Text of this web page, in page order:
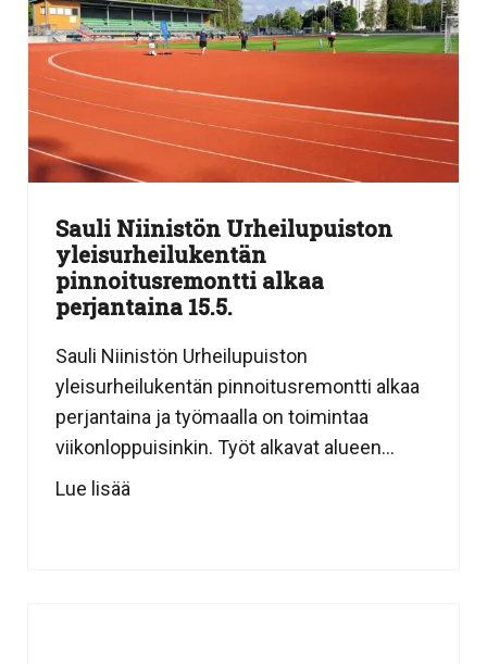
Sauli Niinistön Urheilupuiston
yleisurheilukentän
pinnoitusremontti alkaa
perjantaina 15.5.
Sauli Niinistön Urheilupuiston
yleisurheilukentän pinnoitusremontti alkaa
perjantaina ja työmaalla on toimintaa
viikonloppuisinkin. Työt alkavat alueen...
Lue lisää